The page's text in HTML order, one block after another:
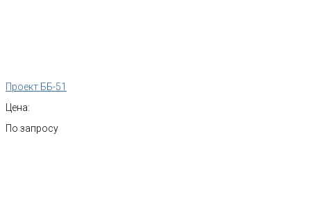
Проект ББ-51
Цена:
По запросу